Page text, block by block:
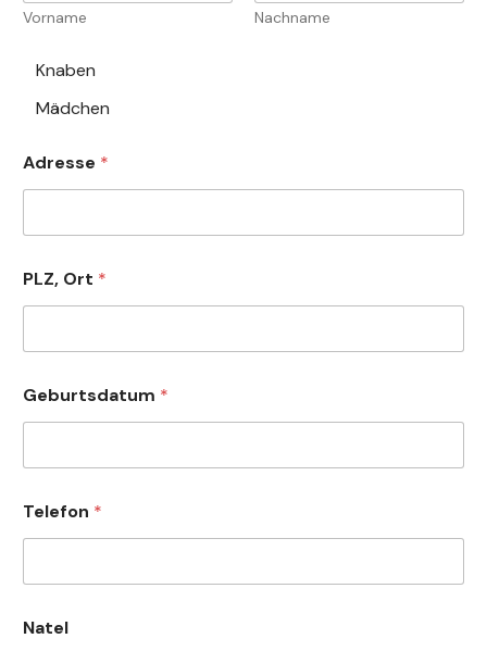
Vorname Nachname
x
m
u
t
p
Knaben
Mädchen
Adresse *
PLZ, Ort *
Geburtsdatum *
Telefon *
Natel